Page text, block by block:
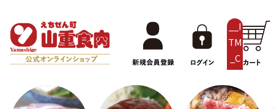
__I
TM
_C
NT
__